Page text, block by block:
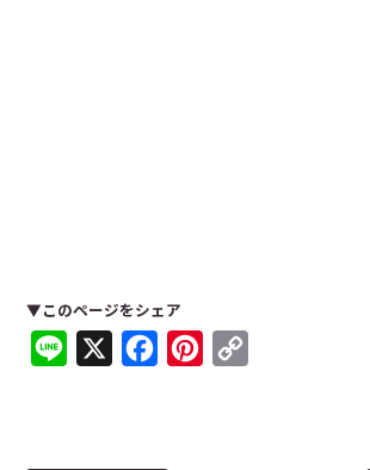
▼このページをシェア
Line FacebookPinterest